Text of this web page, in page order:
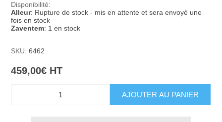
Disponibilité:
Alleur: Rupture de stock - mis en attente et sera envoyé une
fois en stock
Zaventem: 1 en stock
SKU: 6462
459,00€ HT